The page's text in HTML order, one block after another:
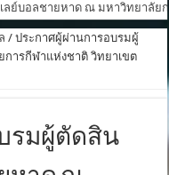
ย์บอลชายหาด ณ มหาวิทยาลัย
/ ประกาศผู้ผ่านการอบรมผู้
ารกีฬาแห่งชาติ วิทยาเขต
รมผู้ตัดสิน